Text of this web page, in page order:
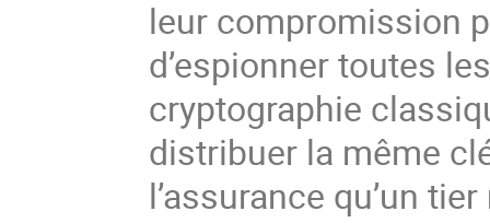
leur compromission
d’espionner toutes
cryptographie
distribuer la même
l’assurance qu’un